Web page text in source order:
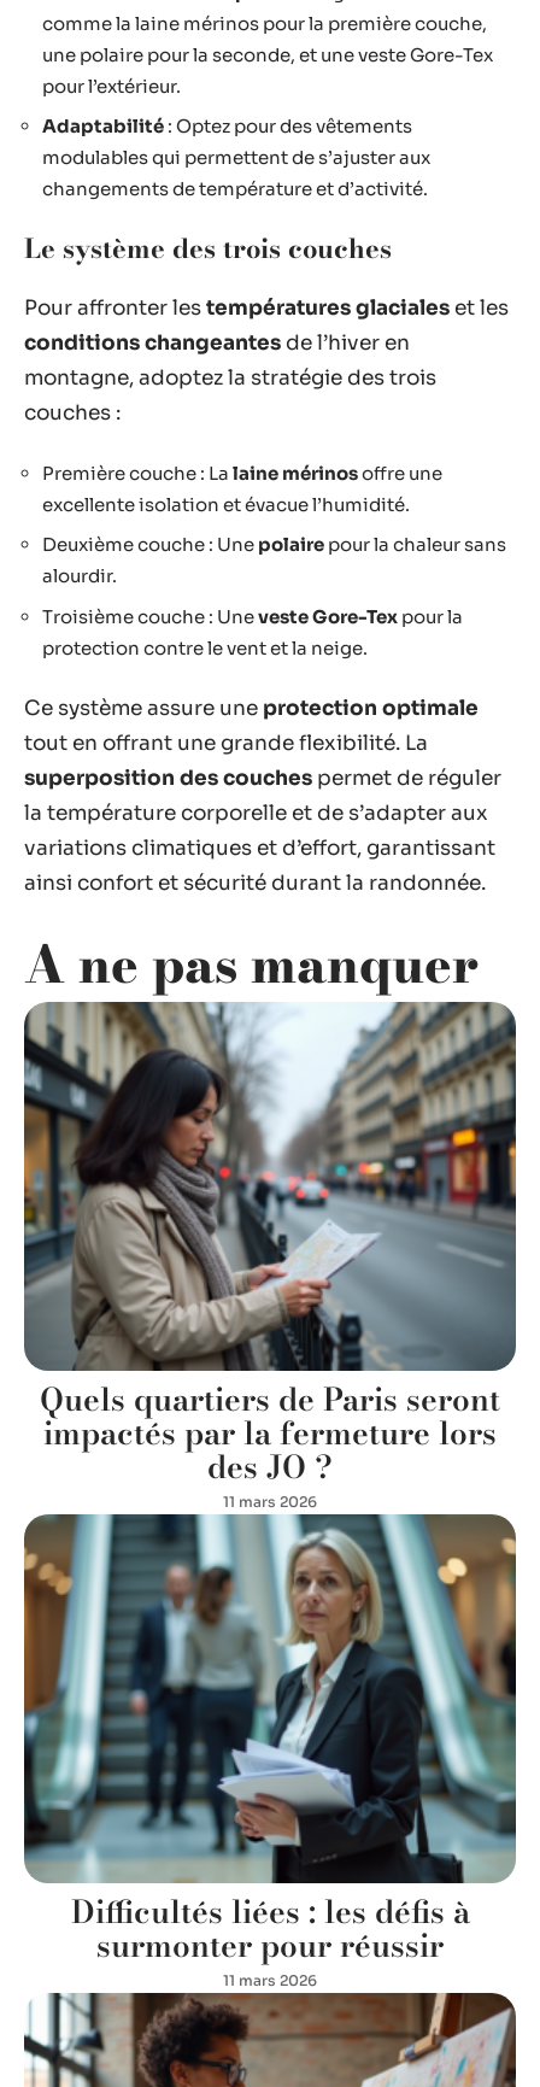
comme la laine mérinos pour la première couche,
une polaire pour la seconde, et une veste Gore-Tex
pour l’extérieur.
Adaptabilité : Optez pour des vêtements
modulables qui permettent de s’ajuster aux
changements de température et d’activité.
Le système des trois couches
Pour affronter lestempératures glaciales et les
conditions changeantes de l’hiver en
montagne, adoptez la stratégie des trois
couches :
Première couche : La laine mérinosoffre une
excellente isolation et évacue l’humidité.
Deuxième couche : Une polaire pour la chaleur sans
alourdir.
Troisième couche : Uneveste Gore-Tex pour la
protection contre le vent et la neige.
Ce système assure une protection optimale
tout en offrant une grande flexibilité. La
superposition des couches permet de réguler
la température corporelle et de s’adapter aux
variations climatiques et d’effort, garantissant
ainsi confort et sécurité durant la randonnée.
A ne pas manquer
Quels quartiers de Paris seront
impactés par la fermeture lors
des JO ?
11 mars 2026
Difficultés liées : les défis à
surmonter pour réussir
11 mars 2026